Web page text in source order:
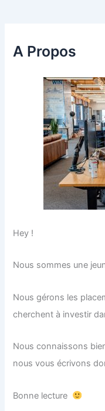
A Propos
Hey !
Nous sommes une
Nous gérons les
cherchent à investir
Nous connaissons
nous vous écrivons
Bonne lecture